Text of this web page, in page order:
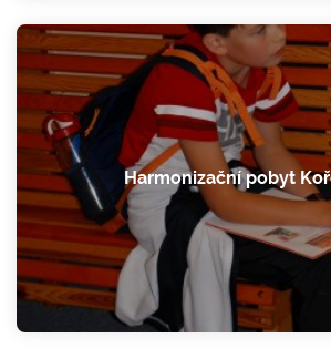
Harmonizační pobyt